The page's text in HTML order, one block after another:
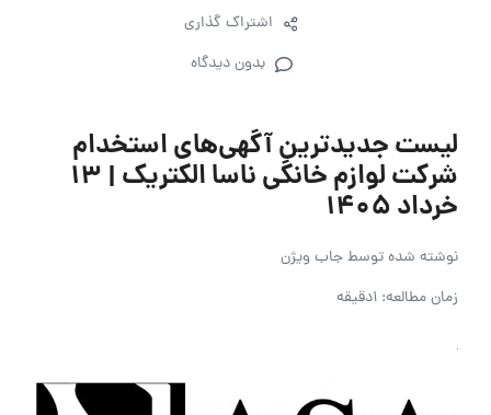
اشتراک گذاری
بدون دیدگاه
لیست جدیدترین آگهی‌های استخدام
شرکت لوازم خانگی ناسا الکتریک | ۱۳
خرداد ۱۴۰۵
نوشته شده توسطجاب ویژن
زمان مطالعه: 1دقیقه